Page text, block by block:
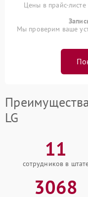
Цены в прайс-
Мы проверим ваше
LG
11
сотрудников в
3068